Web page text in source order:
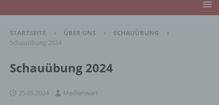
STARTSEITE ÜBER UNS
SCHAUÜBUNG
Schauübung 2024
Schauübung 2024
25.05.2024 Medienwart